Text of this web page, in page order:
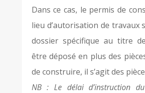
Dans ce cas, le permis de
lieu d’autorisation de travaux
dossier spécifique au titre
être déposé en plus des
de construire, il s’agit des
NB : Le délai d’instruction